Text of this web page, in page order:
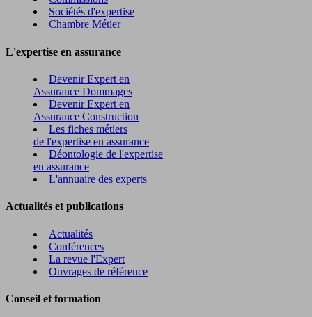
Sociétés d'expertise
Chambre Métier
L'expertise en assurance
Devenir Expert en
Assurance Dommages
Devenir Expert en
Assurance Construction
Les fiches métiers
de l'expertise en assurance
Déontologie de l'expertise
en assurance
L'annuaire des experts
Actualités et publications
Actualités
Conférences
La revue l'Expert
Ouvrages de référence
Conseil et formation